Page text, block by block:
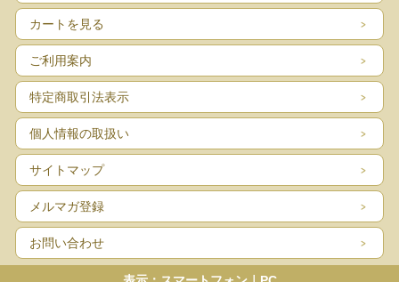
カートを見る
ご利用案内
特定商取引法表示
個人情報の取扱い
サイトマップ
メルマガ登録
お問い合わせ